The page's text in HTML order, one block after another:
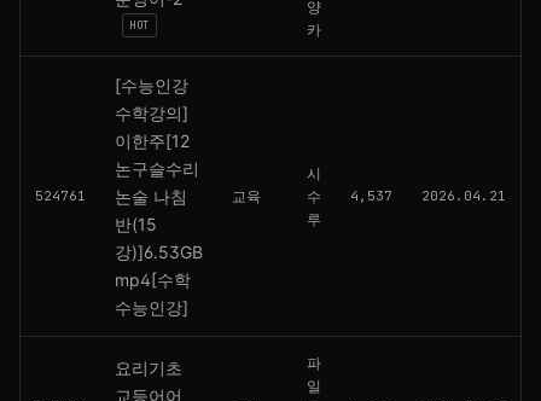
HOT
양
카
524761
[수능인강
수학강의]
이한주[12
논구슬수리
논술 나침
반(15
강)]6.53GB
mp4[수학
수능인강]
교육
시
수
루
4,537 2026.04.21
요리기초
교등어어
파
일